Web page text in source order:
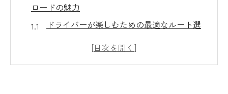
ロードの魅力
ドライバーが楽しむための最適なルート選